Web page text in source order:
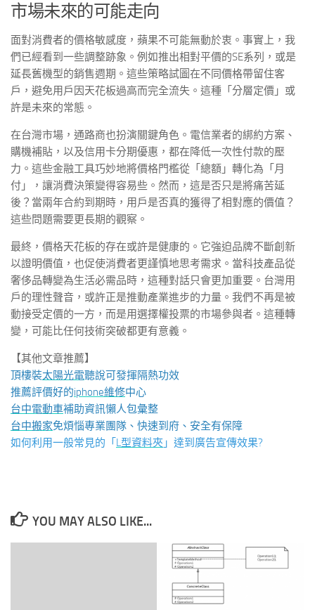
市場未來的可能走向
面對消費者的價格敏感度，蘋果不可能無動於衷。事實上，我
們已經看到一些調整跡象。例如推出相對平價的SE系列，或是
延長舊機型的銷售週期。這些策略試圖在不同價格帶留住客
戶，避免用戶因天花板過高而完全流失。這種「分層定價」或
許是未來的常態。
在台灣市場，通路商也扮演關鍵角色。電信業者的綁約方案、
購機補貼，以及信用卡分期優惠，都在降低一次性付款的壓
力。這些金融工具巧妙地將價格門檻從「總額」轉化為「月
付」，讓消費決策變得容易些。然而，這是否只是將痛苦延
後？當兩年合約到期時，用戶是否真的獲得了相對應的價值？
這些問題需要更長期的觀察。
最終，價格天花板的存在或許是健康的。它強迫品牌不斷創新
以證明價值，也促使消費者更謹慎地思考需求。當科技產品從
奢侈品轉變為生活必需品時，這種對話只會更加重要。台灣用
戶的理性聲音，或許正是推動產業進步的力量。我們不再是被
動接受定價的一方，而是用選擇權投票的市場參與者。這種轉
變，可能比任何技術突破都更有意義。
【其他文章推薦】
頂樓裝太陽光電聽說可發揮隔熱功效
推薦評價好的iphone維修中心
台中電動車補助資訊懶人包彙整
台中搬家免煩惱專業團隊、快速到府、安全有保障
如何利用一般常見的「 L型資料夾 」達到廣告宣傳效果?
YOU MAY ALSO LIKE...